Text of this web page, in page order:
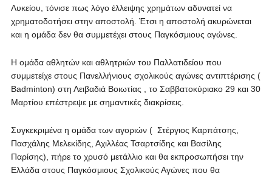
Λυκείου, τόνισε πως λόγο έλλειψης χρημάτων αδυνατεί να
χρηματοδοτήσει στην αποστολή. Έτσι η αποστολή ακυρώνεται
και η ομάδα δεν θα συμμετέχει στους Παγκόσμιους αγώνες.
Η ομάδα αθλητών και αθλητριών του Παλλατιδείου που
συμμετείχε στους Πανελλήνιους σχολικούς αγώνες αντιπτέρισης (
Badminton) στη Λειβαδιά Βοιωτίας , το Σαββατοκύριακο 29 και 30
Μαρτίου επέστρεψε με σημαντικές διακρίσεις.
Συγκεκριμένα η ομάδα των αγοριών ( Στέργιος Καρπάτσης,
Πασχάλης Μελεκίδης, Αχιλλέας Τσαρτσίδης και Βασίλης
Παρίσης), πήρε το χρυσό μετάλλιο και θα εκπροσωπήσει την
Ελλάδα στους Παγκόσμιους Σχολικούς Αγώνες που θα